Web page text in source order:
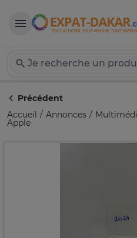
Expat-
Précédent
Accueil
Annonces
Apple